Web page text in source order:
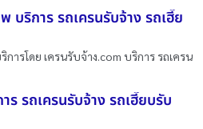
บริการ รถเครนรับจ้าง รถเฮี๊ย
ารโดย เครนรับจ้าง.com บริการ รถเครน
ร รถเครนรับจ้าง รถเฮี๊ยบรับ